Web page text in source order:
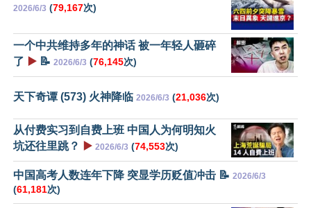
2026/6/3 (79,167次)
一个中共维持多年的神话 被一年轻人砸碎
了 ▶️ 📝 2026/6/3 (76,145次)
天下奇谭 (573) 火神降临 2026/6/3 (21,036次)
从付费实习到自费上班 中国人为何明知火
坑还往里跳？
▶️ 2026/6/3 (74,553次)
中国高考人数连年下降 突显学历贬值冲击 📝 2026/6/3
(61,181次)